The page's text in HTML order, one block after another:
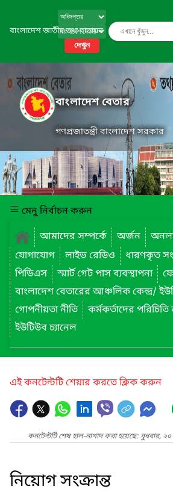
বাংলাদেশ জাতীয় তথ্য বাতায়ন
দেখুন
বাংলাদেশ বেতার
গণপ্রজাতন্ত্রী বাংলাদেশ সরকার
মেনু নির্বাচন করুন
আমাদের সম্পর্কে
অর্জন
যোগাযোগ
লাইভ রেডিও ধারণকৃত
পিডিএস
স্মার্ট গেট পাস ব্যবস্থাপনা
গোপনীয়তা নীতি
কর্মকর্তাদের পরিচিতি
ইউটিউব চ্যানেল
এই কনটেন্টটি শেয়ার করতে ক্লিক করুন
কনটেন্টটি শেষ হাল-নাগাদ করা হয়েছে: বুধবার,
নিয়োগ সংক্রান্ত